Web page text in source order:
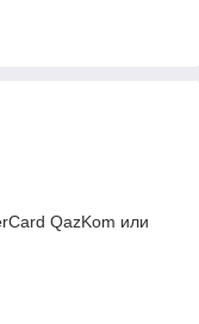
QazKom или